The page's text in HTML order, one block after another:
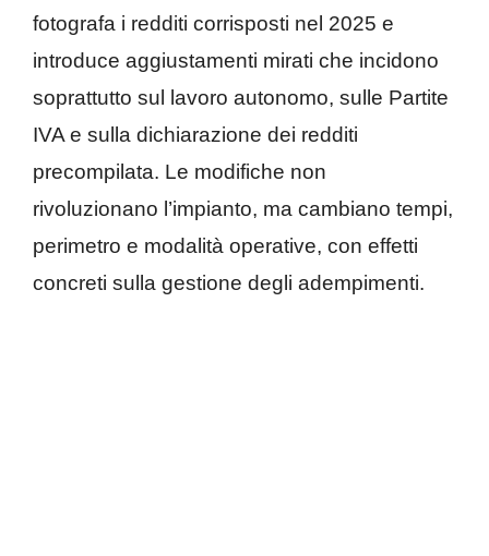
fotografa i redditi corrisposti nel 2025 e
introduce aggiustamenti mirati che incidono
soprattutto sul lavoro autonomo, sulle Partite
IVA e sulla dichiarazione dei redditi
precompilata. Le modifiche non
rivoluzionano l’impianto, ma cambiano tempi,
perimetro e modalità operative, con effetti
concreti sulla gestione degli adempimenti.